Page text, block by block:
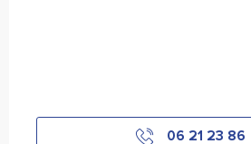
06 21 23 86